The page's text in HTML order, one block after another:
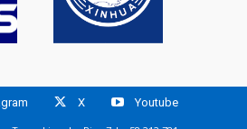
X Youtube